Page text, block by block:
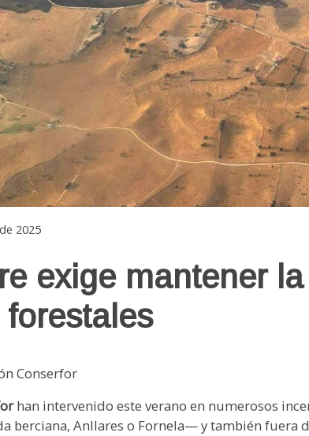
2025
exige mantener
Conserfor
han intervenido este verano en numerosos
berciana, Anllares o Fornela— y también fuera